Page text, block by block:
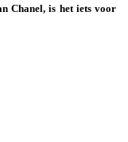
Chanel, is het iets voor